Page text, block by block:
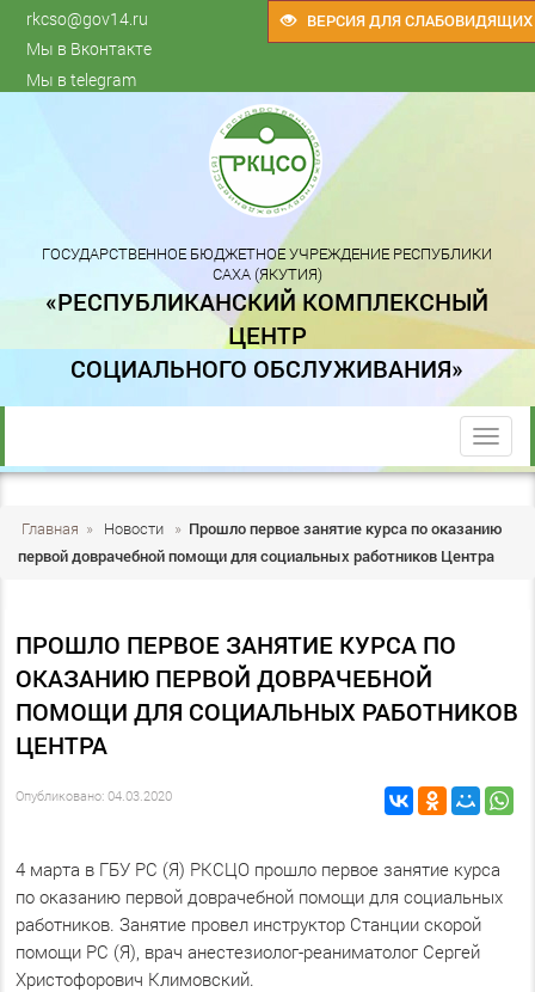
ВЕРСИЯ ДЛЯ СЛАБОВИДЯЩИХ
rkcso@gov14.ru
Мы в Вконтакте
Мы в telegram
ГОСУДАРСТВЕННОЕ БЮДЖЕТНОЕ УЧРЕЖДЕНИЕ РЕСПУБЛИКИ
САХА (ЯКУТИЯ)
«РЕСПУБЛИКАНСКИЙ КОМПЛЕКСНЫЙ
ЦЕНТР
СОЦИАЛЬНОГО ОБСЛУЖИВАНИЯ»
trk
Главная » Новости » Прошло первое занятие курса по оказанию
первой доврачебной помощи для социальных работников Центра
ПРОШЛО ПЕРВОЕ ЗАНЯТИЕ КУРСА ПО
ОКАЗАНИЮ ПЕРВОЙ ДОВРАЧЕБНОЙ
ПОМОЩИ ДЛЯ СОЦИАЛЬНЫХ РАБОТНИКОВ
ЦЕНТРА
Опубликовано: 04.03.2020
4 марта в ГБУ РС (Я) РКСЦО прошло первое занятие курса
по оказанию первой доврачебной помощи для социальных
работников. Занятие провел инструктор Станции скорой
помощи РС (Я), врач анестезиолог-реаниматолог Сергей
Христофорович Климовский.